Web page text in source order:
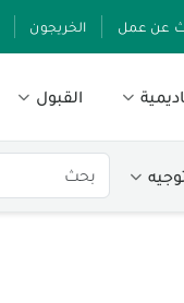
عن عمل الخريجون
القبول